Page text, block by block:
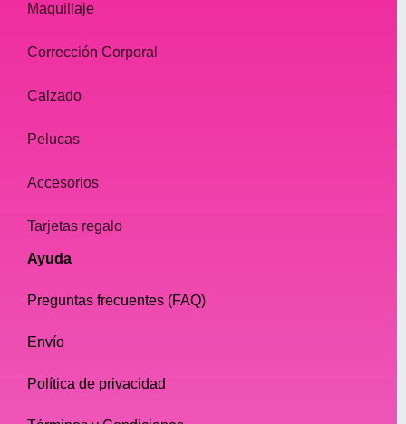
Maquillaje
Corrección Corporal
Calzado
Pelucas
Accesorios
Tarjetas regalo
Ayuda
Preguntas frecuentes (FAQ)
Envío
Política de privacidad